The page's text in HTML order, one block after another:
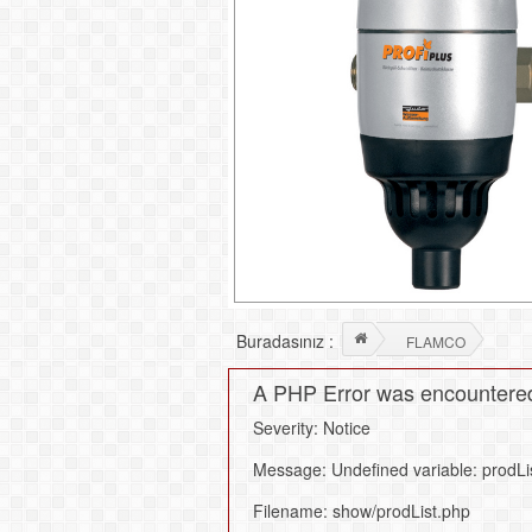
Buradasınız : FLAMCO
A PHP Error was
Severity: Notice
Message: Undefined variable:
Filename: show/prodList.php